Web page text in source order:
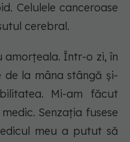
Celulele canceroase
cerebral.
amorțeala. Într-o zi, în
de la mâna stângă și-
Mi-am făcut
Senzația fusese
meu a putut să